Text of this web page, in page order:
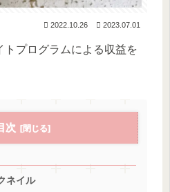
2022.10.26 2023.07.01
プログラムによる収益を
次
ネイル